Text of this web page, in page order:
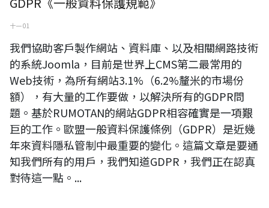
十一 01
我們協助客戶製作網站、資料庫、以及相關網路技術
的系統Joomla，目前是世界上CMS第二最常用的
Web技術，為所有網站3.1%（6.2%釐米的市場份
額），有大量的工作要做，以解決所有的GDPR問
題。基於RUMOTAN的網站GDPR相容確實是一項艱
巨的工作。歐盟一般資料保護條例（GDPR）是近幾
年來資料隱私管制中最重要的變化。這篇文章是要通
知我們所有的用戶，我們知道GDPR，我們正在認真
對待這一點。...